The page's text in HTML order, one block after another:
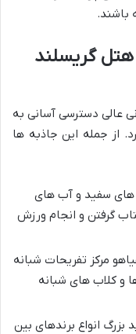
باشند.
گریسلند
عالی دسترسی آسانی به
از جمله این جاذبه ها
های سفید و آب های
گرفتن و انجام ورزش
مرکز تفریحات شبانه
و کلاب های شبانه
بزرگ انواع برندهای بین